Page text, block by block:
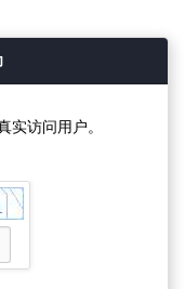
实访问用户。